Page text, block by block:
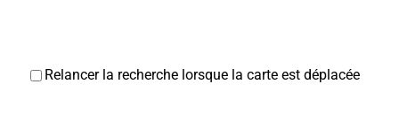
Relancer la recherche lorsque la carte est déplacée